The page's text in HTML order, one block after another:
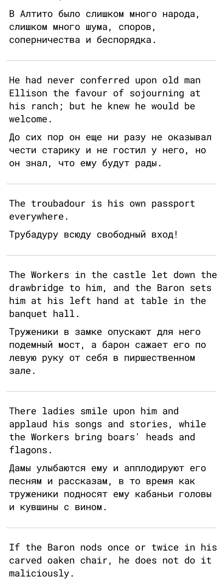
В Алтито было слишком много народа,
слишком много шума, споров,
соперничества и беспорядка.
He had never conferred upon old man
Ellison the favour of sojourning at
his ranch; but he knew he would be
welcome.
До сих пор он еще ни разу не оказывал
чести старику и не гостил у него, но
он знал, что ему будут рады.
The troubadour is his own passport
everywhere.
Трубадуру всюду свободный вход!
The Workers in the castle let down the
drawbridge to him, and the Baron sets
him at his left hand at table in the
banquet hall.
Труженики в замке опускают для него
подемный мост, а барон сажает его по
левую руку от себя в пиршественном
зале.
There ladies smile upon him and
applaud his songs and stories, while
the Workers bring boars' heads and
flagons.
Дамы улыбаются ему и апплодируют его
песням и рассказам, в то время как
труженики подносят ему кабаньи головы
и кувшины с вином.
If the Baron nods once or twice in his
carved oaken chair, he does not do it
maliciously.